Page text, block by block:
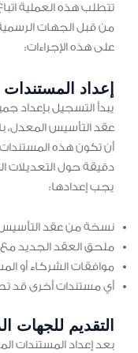
تتطلب هذه العملية
من قبل الجهات
على هذه الإجراءات:
إعداد
يبدأ التسجيل بإعداد
عقد التأسيس المعدل،
أن تكون هذه
دقيقة حول التعديلات
يجب إعدادها:
نسخة من عقد التأسيس
ملحق العقد الجديد مع
موافقات الشركاء أو
أي مستندات أخرى قد
التقديم للجهات
بعد إعداد المستندات